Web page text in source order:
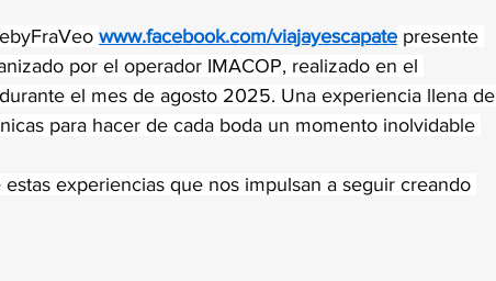
www.facebook.com/viajayescapate presente
por el operador IMACOP, realizado en el
el mes de agosto 2025. Una experiencia llena de
para hacer de cada boda un momento inolvidable
experiencias que nos impulsan a seguir creando